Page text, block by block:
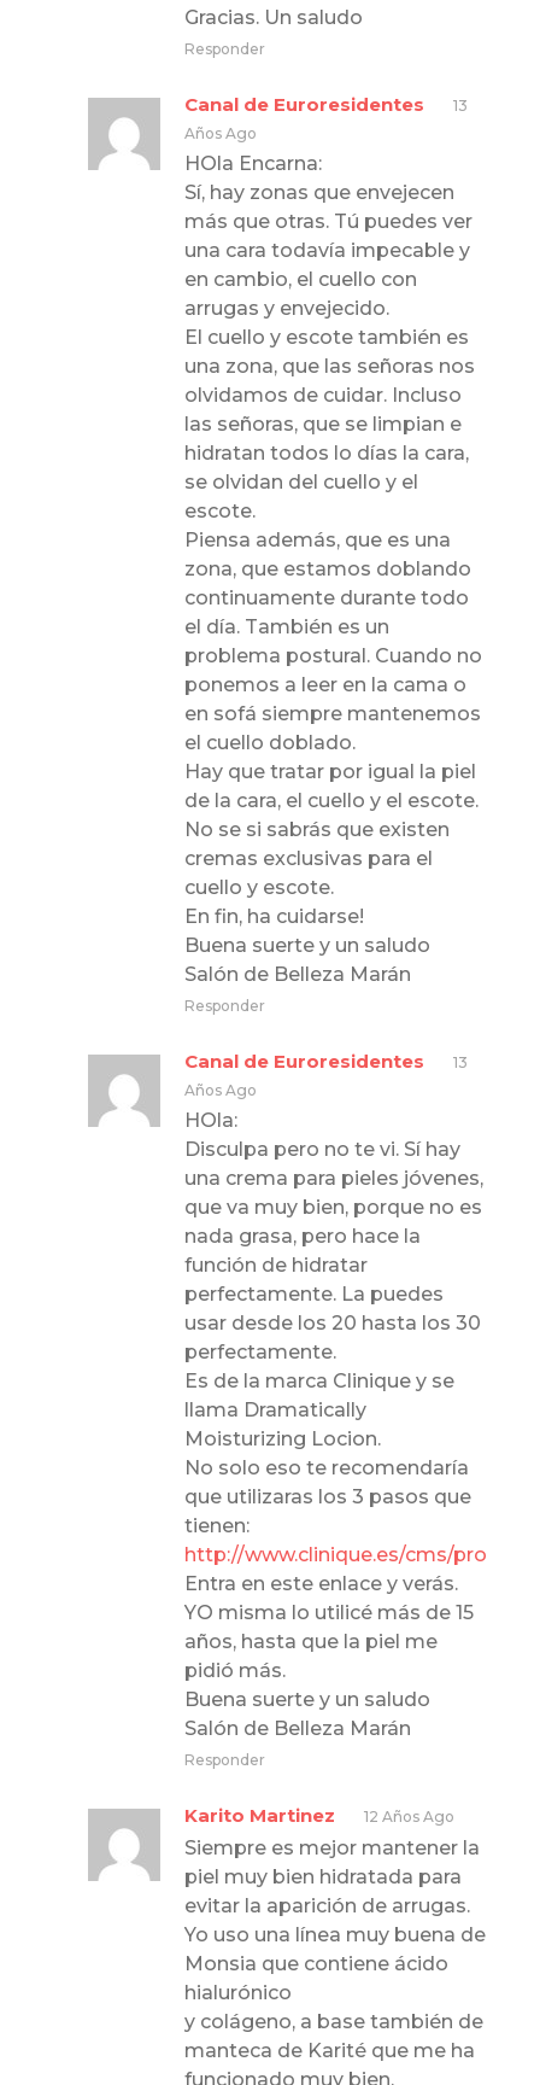
Gracias. Un saludo
Responder
Canal de Euroresidentes
13
Años Ago
HOla Encarna:
Sí, hay zonas que envejecen
más que otras. Tú puedes ver
una cara todavía impecable y
en cambio, el cuello con
arrugas y envejecido.
El cuello y escote también es
una zona, que las señoras nos
olvidamos de cuidar. Incluso
las señoras, que se limpian e
hidratan todos lo días la cara,
se olvidan del cuello y el
escote.
Piensa además, que es una
zona, que estamos doblando
continuamente durante todo
el día. También es un
problema postural. Cuando no
ponemos a leer en la cama o
en sofá siempre mantenemos
el cuello doblado.
Hay que tratar por igual la piel
de la cara, el cuello y el escote.
No se si sabrás que existen
cremas exclusivas para el
cuello y escote.
En fin, ha cuidarse!
Buena suerte y un saludo
Salón de Belleza Marán
Responder
Canal de Euroresidentes
13
Años Ago
HOla:
Disculpa pero no te vi. Sí hay
una crema para pieles jóvenes,
que va muy bien, porque no es
nada grasa, pero hace la
función de hidratar
perfectamente. La puedes
usar desde los 20 hasta los 30
perfectamente.
Es de la marca Clinique y se
llama Dramatically
Moisturizing Locion.
No solo eso te recomendaría
que utilizaras los 3 pasos que
tienen:
http://www.clinique.es/cms/
Entra en este enlace y verás.
YO misma lo utilicé más de 15
años, hasta que la piel me
pidió más.
Buena suerte y un saludo
Salón de Belleza Marán
Responder
Karito Martinez 12 Años Ago
Siempre es mejor mantener la
piel muy bien hidratada para
evitar la aparición de arrugas.
Yo uso una línea muy buena de
Monsia que contiene ácido
hialurónico
y colágeno, a base también de
manteca de Karité que me ha
funcionado muy bien.